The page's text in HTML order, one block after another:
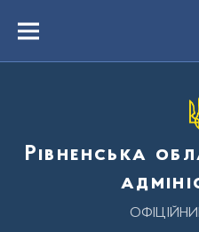
вмістуMenu
Рівненська